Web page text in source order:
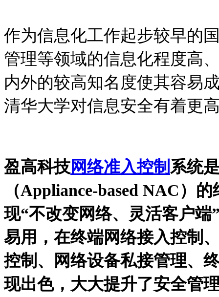
作为信息化工作起步较早的
管理等领域的信息化程度高
内外的较高知名度使其容易
清华大学对信息安全有着更
盈高科技网络准入控制 系统
（Appliance-based NAC）的
现“不改变网络、灵活客户
易用，在终端网络接入控制
控制、网络设备私接管理、
现出色，大大提升了安全管